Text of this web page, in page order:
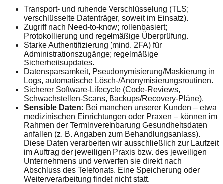
Transport- und ruhende Verschlüsselung (TLS;
verschlüsselte Datenträger, soweit im Einsatz).
Zugriff nach Need-to-know; rollenbasiert;
Protokollierung und regelmäßige Überprüfung.
Starke Authentifizierung (mind. 2FA) für
Administrationszugänge; regelmäßige
Sicherheitsupdates.
Datensparsamkeit, Pseudonymisierung/Maskierung in
Logs, automatische Lösch-/Anonymisierungsroutinen.
Sicherer Software-Lifecycle (Code-Reviews,
Schwachstellen-Scans, Backups/Recovery-Pläne).
Sensible Daten: Bei manchen unserer Kunden – etwa
medizinischen Einrichtungen oder Praxen – können im
Rahmen der Terminvereinbarung Gesundheitsdaten
anfallen (z. B. Angaben zum Behandlungsanlass).
Diese Daten verarbeiten wir ausschließlich zur Laufzeit
im Auftrag der jeweiligen Praxis bzw. des jeweiligen
Unternehmens und verwerfen sie direkt nach
Abschluss des Telefonats. Eine Speicherung oder
Weiterverarbeitung findet nicht statt.